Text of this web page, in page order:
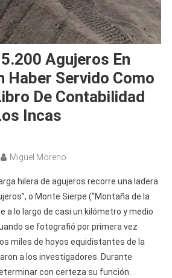
Agujeros En
Haber Servido Como
De Contabilidad
Incas
Miguel Moreno
hilera de agujeros recorre una ladera
o Monte Sierpe (“Montaña de la
a lo largo de casi un kilómetro y medio
se fotografió por primera vez
miles de hoyos equidistantes de la
a los investigadores. Durante
con certeza su función.